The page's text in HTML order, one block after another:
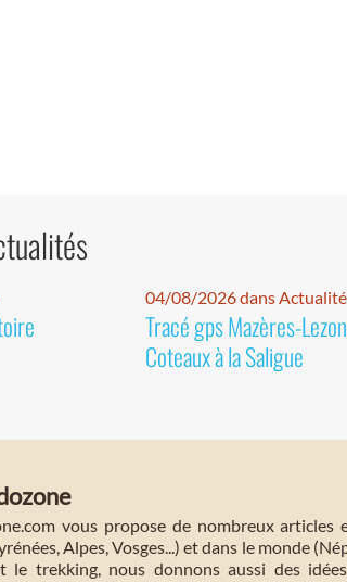
04/08/2026 dans
Tracé gps Mazères-
Coteaux à la Saligue
vous propose de nombreux
Alpes, Vosges...) et dans le monde
le trekking, nous donnons aussi des